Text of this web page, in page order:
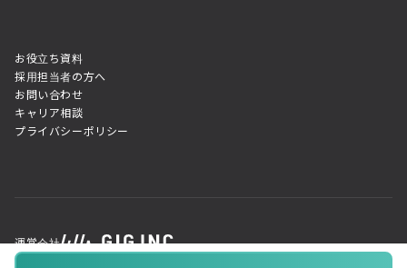
お役立ち資料
採用担当者の方へ
お問い合わせ
キャリア相談
プライバシーポリシー
運営会社
© GIG inc. ALL Rights Reserved. Powered by LeadGrid